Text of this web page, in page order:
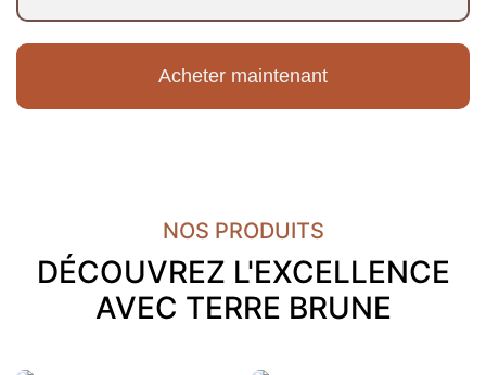
Acheter maintenant
NOS PRODUITS
DÉCOUVREZ L'EXCELLENCE
AVEC TERRE BRUNE